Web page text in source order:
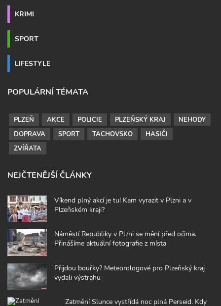
KRIMI
SPORT
LIFESTYLE
POPULÁRNÍ TÉMATA
PLZEŇ AKCE POLICIE PLZEŇSKÝ KRAJ
NEHODY
DOPRAVA
SPORT TACHOVSKO
HASIČI
ZVÍŘATA
NEJČTENĚJŠÍ ČLÁNKY
Víkend plný akcí je tu! Kam vyrazit v Plzni a v
Plzeňském kraji?
Náměstí Republiky v Plzni se mění před očima.
Přinášíme aktuální fotografie z místa
Přijdou bouřky? Meteorologové pro Plzeňský kraj
vydali výstrahu
Zatmění Slunce vystřídá noc plná Perseid. Kdy